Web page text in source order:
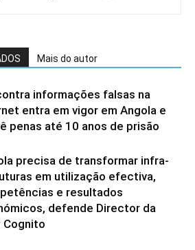
Mais do autor
informações falsas na
entra em vigor em Angola e
penas até 10 anos de prisão
precisa de transformar infra-
em utilização efectiva,
e resultados
defende Director da
Cognito